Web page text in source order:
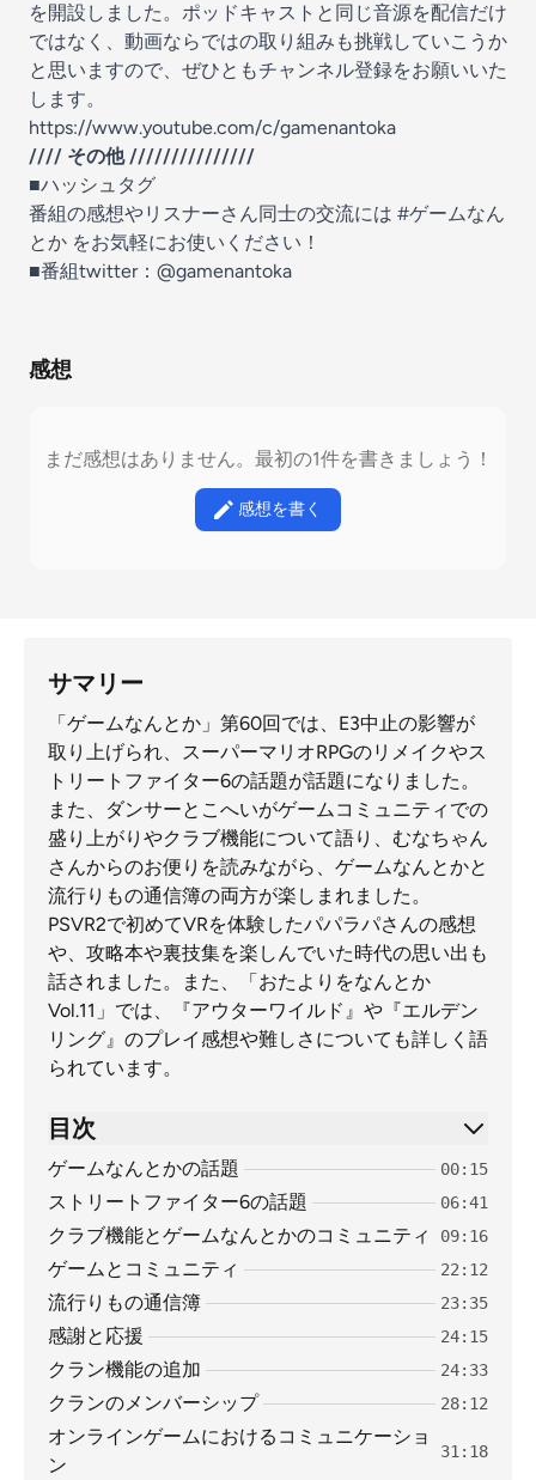
を開設しました。ポッドキャストと同じ音源を配信だけ
ではなく、動画ならではの取り組みも挑戦していこうか
と思いますので、ぜひともチャンネル登録をお願いいた
します。
https://www.youtube.com/c/gamenantoka
//// その他 ///////////////
■ハッシュタグ
番組の感想やリスナーさん同士の交流には #ゲームなん
とか をお気軽にお使いください！
■番組twitter： @gamenantoka
感想
まだ感想はありません。最初の1件を書きましょう！
感想を書く
サマリー
「ゲームなんとか」第60回では、E3中止の影響が
取り上げられ、スーパーマリオRPGのリメイクやス
トリートファイター6の話題が話題になりました。
また、ダンサーとこへいがゲームコミュニティでの
盛り上がりやクラブ機能について語り、むなちゃん
さんからのお便りを読みながら、ゲームなんとかと
流行りもの通信簿の両方が楽しまれました。
PSVR2で初めてVRを体験したパパラパさんの感想
や、攻略本や裏技集を楽しんでいた時代の思い出も
話されました。また、「おたよりをなんとか
Vol.11」では、『アウターワイルド』や『エルデン
リング』のプレイ感想や難しさについても詳しく語
られています。
目次
ゲームなんとかの話題 00:15
ストリートファイター6の話題 06:41
クラブ機能とゲームなんとかのコミュニティ 09:16
ゲームとコミュニティ 22:12
流行りもの通信簿 23:35
感謝と応援 24:15
クラン機能の追加 24:33
クランのメンバーシップ 28:12
オンラインゲームにおけるコミュニケーショ
ン
31:18